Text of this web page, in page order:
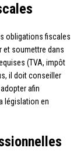
obligations fiscales
et soumettre dans
(TVA, impôt
il doit conseiller
afin
législation en